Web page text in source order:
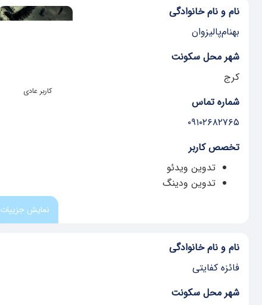
کاربر عادی
نام و نام خانوادگی
بهنام‌پالیزوان
شهر محل سکونت
کرج
شماره تماس
۰۹۱۰۲۶۸۲۷۶۵
تخصص کاربر
تدوین ویدئو
تدوین ودینگ
نمایش جزییات
نام و نام خانوادگی
فائزه کفایتی
شهر محل سکونت